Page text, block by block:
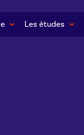
Les études